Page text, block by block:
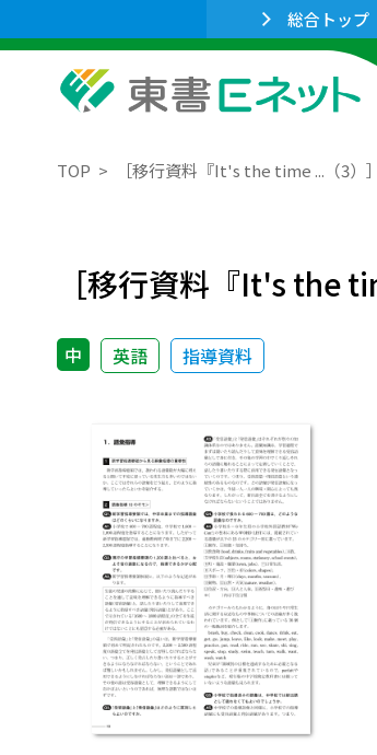
総合トップ
TOP ［移行資料『It's the time ...（3）
［移行資料『It's the
中 英語 指導資料